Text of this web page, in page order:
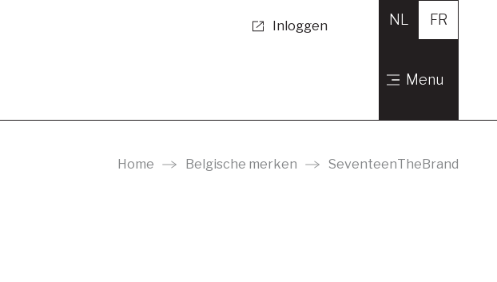
Inloggen
Interieurobjecten en decoratie
Verlichting
NL FR
Menu
Home Belgische merken SeventeenTheBrand